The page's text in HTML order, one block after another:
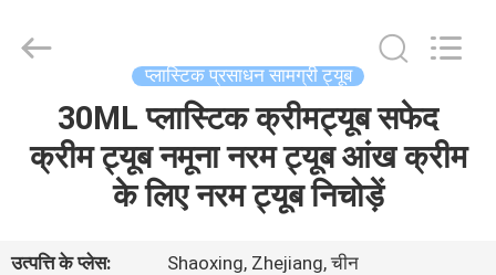
हमारे
Haojin
Plastic
प्लास्टिक प्रसाधन सामग्री ट्यूब
30ML प्लास्टिक क्रीमट्यूब सफेद
क्रीम ट्यूब नमूना नरम ट्यूब आंख क्रीम
के लिए नरम ट्यूब निचोड़ें
उत्पत्ति के प्लेस:
Shaoxing, Zhejiang, चीन